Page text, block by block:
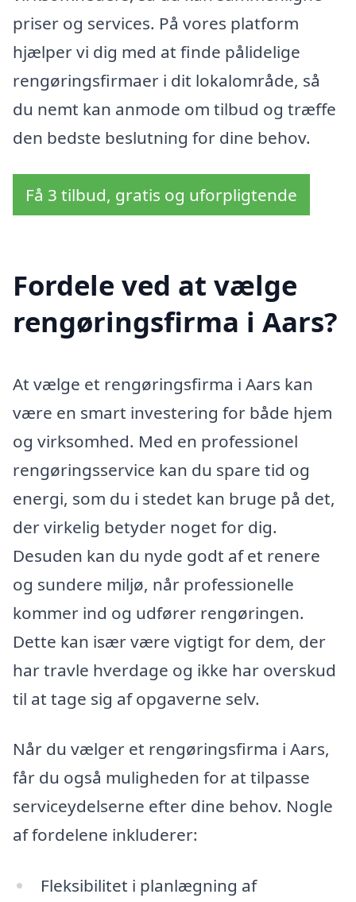
priser og services. På vores platform
hjælper vi dig med at finde pålidelige
rengøringsfirmaer i dit lokalområde, så
du nemt kan anmode om tilbud og træffe
den bedste beslutning for dine behov.
Få 3 tilbud, gratis og uforpligtende
Fordele ved at vælge
rengøringsfirma i Aars?
At vælge et rengøringsfirma i Aars kan
være en smart investering for både hjem
og virksomhed. Med en professionel
rengøringsservice kan du spare tid og
energi, som du i stedet kan bruge på det,
der virkelig betyder noget for dig.
Desuden kan du nyde godt af et renere
og sundere miljø, når professionelle
kommer ind og udfører rengøringen.
Dette kan især være vigtigt for dem, der
har travle hverdage og ikke har overskud
til at tage sig af opgaverne selv.
Når du vælger et rengøringsfirma i Aars,
får du også muligheden for at tilpasse
serviceydelserne efter dine behov. Nogle
af fordelene inkluderer:
Fleksibilitet i planlægning af